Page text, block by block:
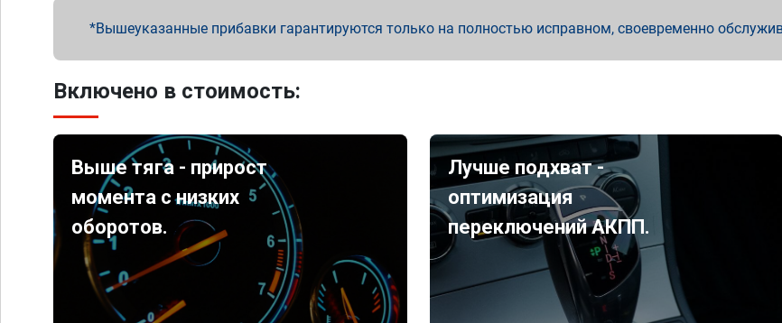
Вышеуказанные прибавки гарантируются только на полностью исправном, своевременно
Включено в стоимость:
Выше тяга - прирост
момента с низких
оборотов.
Лучше подхват -
оптимизация
переключений АКПП.